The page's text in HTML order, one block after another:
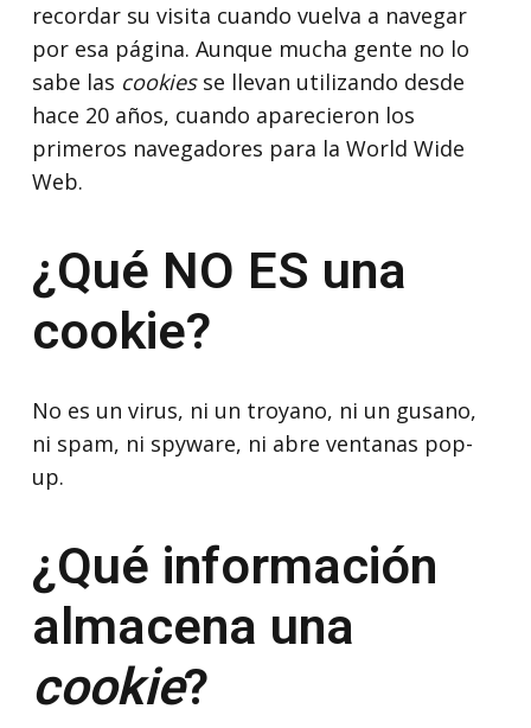
recordar su visita cuando vuelva a navegar
por esa página. Aunque mucha gente no lo
sabe las cookiesse llevan utilizando desde
hace 20 años, cuando aparecieron los
primeros navegadores para la World Wide
Web.
¿Qué NO ES una
cookie?
No es un virus, ni un troyano, ni un gusano,
ni spam, ni spyware, ni abre ventanas pop-
up.
¿Qué información
almacena una
cookie?